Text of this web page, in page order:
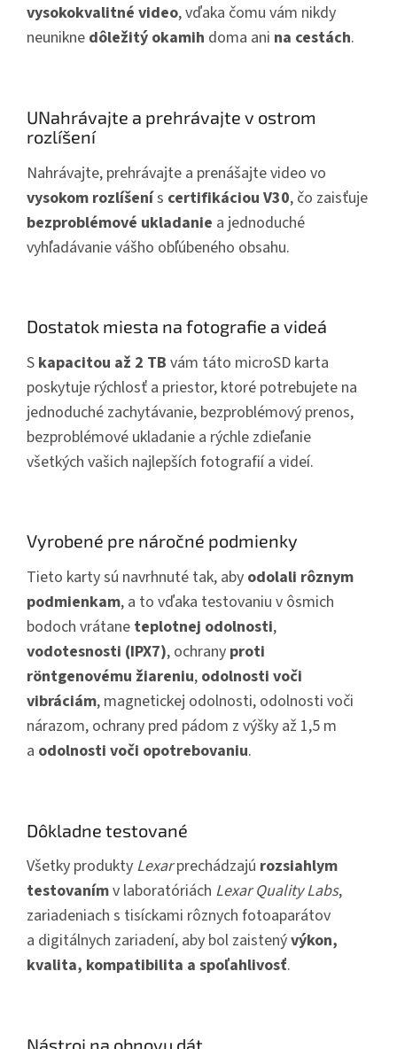
vysokokvalitné video, vďaka čomu vám nikdy
neunikne dôležitý okamih doma ani na cestách.
UNahrávajte a prehrávajte v ostrom
rozlíšení
Nahrávajte, prehrávajte a prenášajte video vo
vysokom rozlíšenís certifikáciou V30, čo zaisťuje
bezproblémové ukladanie a jednoduché
vyhľadávanie vášho obľúbeného obsahu.
Dostatok miesta na fotografie a videá
S kapacitou až 2 TB vám táto microSD karta
poskytuje rýchlosť a priestor, ktoré potrebujete na
jednoduché zachytávanie, bezproblémový prenos,
bezproblémové ukladanie a rýchle zdieľanie
všetkých vašich najlepších fotografií a videí.
Vyrobené pre náročné podmienky
Tieto karty sú navrhnuté tak, aby odolali rôznym
podmienkam, a to vďaka testovaniu v ôsmich
bodoch vrátane teplotnej odolnosti,
vodotesnosti (IPX7), ochrany proti
röntgenovému žiareniu, odolnosti voči
vibráciám, magnetickej odolnosti, odolnosti voči
nárazom, ochrany pred pádom z výšky až 1,5 m
a odolnosti voči opotrebovaniu.
Dôkladne testované
Všetky produkty Lexarprechádzajú rozsiahlym
testovanímv laboratóriách Lexar Quality Labs,
zariadeniach s tisíckami rôznych fotoaparátov
a digitálnych zariadení, aby bol zaistenývýkon,
kvalita, kompatibilita a spoľahlivosť.
Nástroj na obnovu dát